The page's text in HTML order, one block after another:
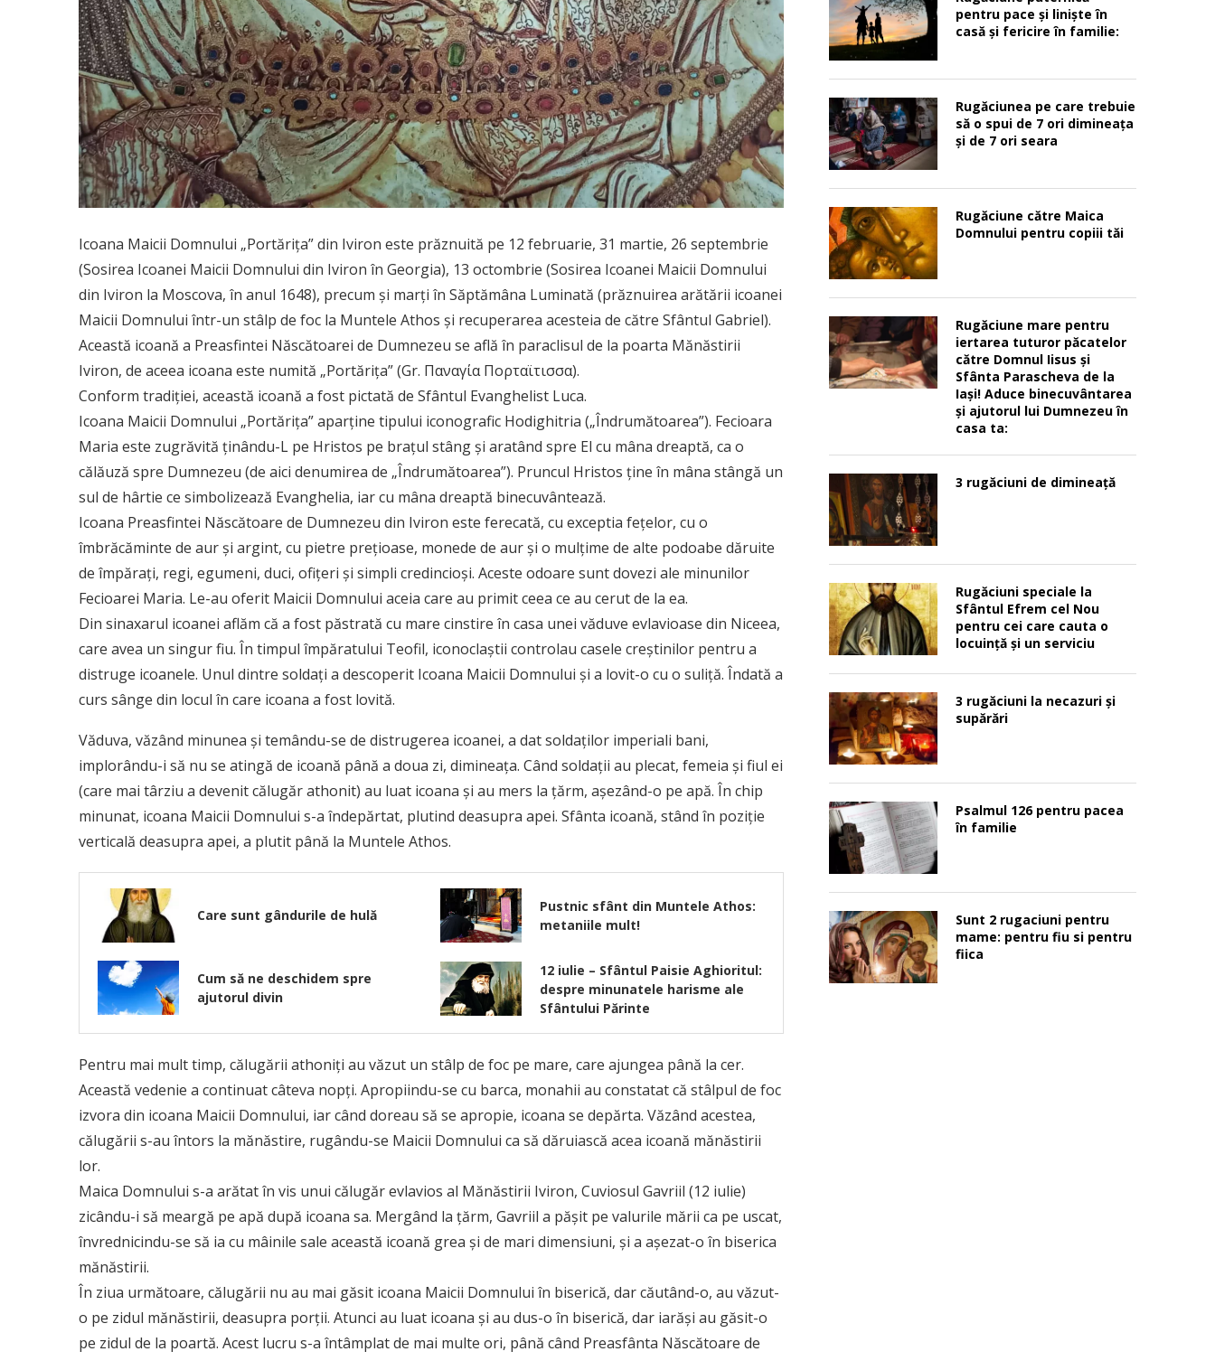
Icoana Maicii Domnului „Portărița” din Iviron este prăznuită pe 12 februarie, 31 martie, 26 septembrie
(Sosirea Icoanei Maicii Domnului din Iviron în Georgia), 13 octombrie (Sosirea Icoanei Maicii Domnului
din Iviron la Moscova, în anul 1648), precum și marți în Săptămâna Luminată (prăznuirea arătării icoanei
Maicii Domnului într-un stâlp de foc la Muntele Athos și recuperarea acesteia de către Sfântul Gabriel).
Această icoană a Preasfintei Născătoarei de Dumnezeu se află în paraclisul de la poarta Mănăstirii
Iviron, de aceea icoana este numită „Portărița” (Gr. Παναγία Πορταϊτισσα).
Conform tradiției, această icoană a fost pictată de Sfântul Evanghelist Luca.
Icoana Maicii Domnului „Portărița” aparține tipului iconografic Hodighitria („Îndrumătoarea”). Fecioara
Maria este zugrăvită ținându-L pe Hristos pe brațul stâng și aratând spre El cu mâna dreaptă, ca o
călăuză spre Dumnezeu (de aici denumirea de „Îndrumătoarea”). Pruncul Hristos ține în mâna stângă un
sul de hârtie ce simbolizează Evanghelia, iar cu mâna dreaptă binecuvântează.
Icoana Preasfintei Născătoare de Dumnezeu din Iviron este ferecată, cu exceptia fețelor, cu o
îmbrăcăminte de aur și argint, cu pietre prețioase, monede de aur și o mulțime de alte podoabe dăruite
de împărați, regi, egumeni, duci, ofițeri și simpli credincioși. Aceste odoare sunt dovezi ale minunilor
Fecioarei Maria. Le-au oferit Maicii Domnului aceia care au primit ceea ce au cerut de la ea.
Din sinaxarul icoanei aflăm că a fost păstrată cu mare cinstire în casa unei văduve evlavioase din Niceea,
care avea un singur fiu. În timpul împăratului Teofil, iconoclaștii controlau casele creștinilor pentru a
distruge icoanele. Unul dintre soldați a descoperit Icoana Maicii Domnului și a lovit-o cu o suliță. Îndată a
curs sânge din locul în care icoana a fost lovită.
Văduva, văzând minunea și temându-se de distrugerea icoanei, a dat soldaților imperiali bani,
implorându-i să nu se atingă de icoană până a doua zi, dimineața. Când soldații au plecat, femeia și fiul ei
(care mai târziu a devenit călugăr athonit) au luat icoana și au mers la țărm, așezând-o pe apă. În chip
minunat, icoana Maicii Domnului s-a îndepărtat, plutind deasupra apei. Sfânta icoană, stând în poziție
verticală deasupra apei, a plutit până la Muntele Athos.
Care sunt gândurile de hulă
Pustnic sfânt din Muntele Athos:
metaniile mult!
Cum să ne deschidem spre
ajutorul divin
12 iulie – Sfântul Paisie Aghioritul:
despre minunatele harisme ale
Sfântului Părinte
Pentru mai mult timp, călugării athoniți au văzut un stâlp de foc pe mare, care ajungea până la cer.
Această vedenie a continuat câteva nopți. Apropiindu-se cu barca, monahii au constatat că stâlpul de foc
izvora din icoana Maicii Domnului, iar când doreau să se apropie, icoana se depărta. Văzând acestea,
călugării s-au întors la mănăstire, rugându-se Maicii Domnului ca să dăruiască acea icoană mănăstirii
lor.
Maica Domnului s-a arătat în vis unui călugăr evlavios al Mănăstirii Iviron, Cuviosul Gavriil (12 iulie)
zicându-i să meargă pe apă după icoana sa. Mergând la țărm, Gavriil a pășit pe valurile mării ca pe uscat,
învrednicindu-se să ia cu mâinile sale această icoană grea și de mari dimensiuni, și a așezat-o în biserica
mănăstirii.
În ziua următoare, călugării nu au mai găsit icoana Maicii Domnului în biserică, dar căutând-o, au văzut-
o pe zidul mănăstirii, deasupra porții. Atunci au luat icoana și au dus-o în biserică, dar iarăși au găsit-o
pe zidul de la poartă. Acest lucru s-a întâmplat de mai multe ori, până când Preasfânta Născătoare de
pentru pace şi linişte în
casă şi fericire în familie:
Rugăciunea pe care trebuie
să o spui de 7 ori dimineața
și de 7 ori seara
Rugăciune către Maica
Domnului pentru copiii tăi
Rugăciune mare pentru
iertarea tuturor păcatelor
către Domnul Iisus şi
Sfânta Parascheva de la
Iaşi! Aduce binecuvântarea
şi ajutorul lui Dumnezeu în
casa ta:
3 rugăciuni de dimineață
Rugăciuni speciale la
Sfântul Efrem cel Nou
pentru cei care cauta o
locuinţă şi un serviciu
3 rugăciuni la necazuri și
supărări
Psalmul 126 pentru pacea
în familie
Sunt 2 rugaciuni pentru
mame: pentru fiu si pentru
fiica